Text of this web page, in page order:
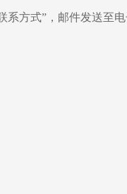
系方式”，邮件发送至